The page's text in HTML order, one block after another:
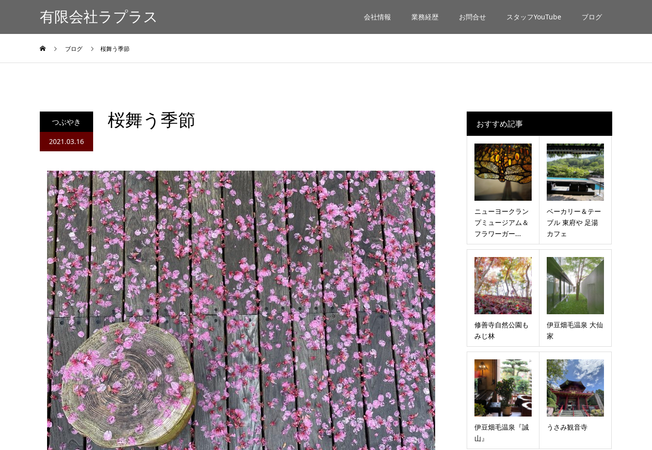
有限会社ラプラス 会社情報 業務経歴 お問合せ スタッフYouTube ブログ
ブログ 桜舞う季節
つぶやき
2021.03.16
桜舞う季節 おすすめ記事
ニューヨークラン
プミュージアム＆
フラワーガー...
ベーカリー＆テー
ブル 東府や 足湯
カフェ
修善寺自然公園も
みじ林
伊豆畑毛温泉 大仙
家
伊豆畑毛温泉『誠
山』
うさみ観音寺